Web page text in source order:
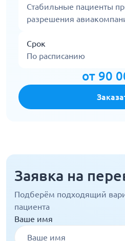
Стабильные пациенты
разрешения
Срок
По расписанию
от 90
Заявка на
Подберём подходящий
пациента
Ваше имя